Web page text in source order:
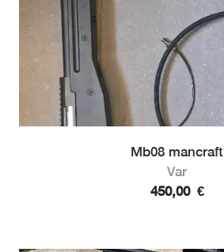
Mb08 mancraft
Var
450,00 €